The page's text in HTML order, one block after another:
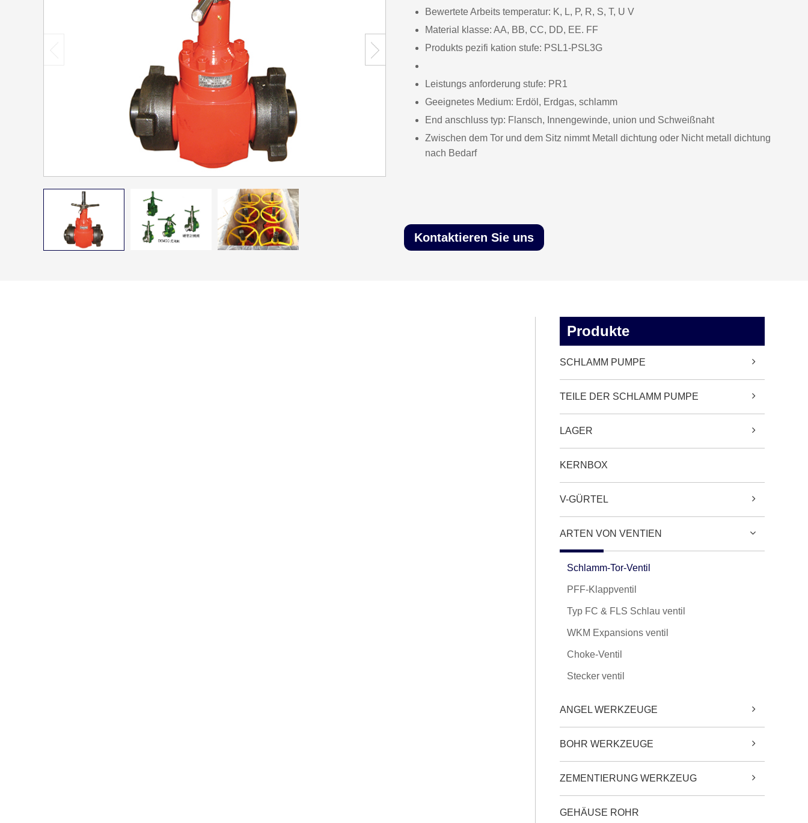
Bewertete Arbeits temperatur: K, L, P, R, S, T, U V
Material klasse: AA, BB, CC, DD, EE. FF
Produkts pezifi kation stufe: PSL1-PSL3G
Leistungs anforderung stufe: PR1
Geeignetes Medium: Erdöl, Erdgas, schlamm
End anschluss typ: Flansch, Innengewinde, union und Schweißnaht
Zwischen dem Tor und dem Sitz nimmt Metall dichtung oder Nicht metall dichtung
nach Bedarf
Kontaktieren Sie uns
Produkte
SCHLAMM PUMPE
TEILE DER SCHLAMM PUMPE
LAGER
KERNBOX
V-GÜRTEL
ARTEN VON VENTIEN
Schlamm-Tor-Ventil
PFF-Klappventil
Typ FC & FLS Schlau ventil
WKM Expansions ventil
Choke-Ventil
Stecker ventil
ANGEL WERKZEUGE
BOHR WERKZEUGE
ZEMENTIERUNG WERKZEUG
GEHÄUSE ROHR